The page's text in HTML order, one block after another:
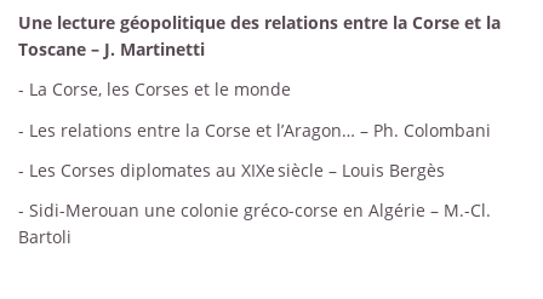
Une lecture géopolitique des relations entre la Corse et la
Toscane – J. Martinetti
- La Corse, les Corses et le monde
- Les relations entre la Corse et l’Aragon… – Ph. Colombani
- Les Corses diplomates au XIXe siècle – Louis Bergès
- Sidi-Merouan une colonie gréco-corse en Algérie – M.-Cl.
Bartoli